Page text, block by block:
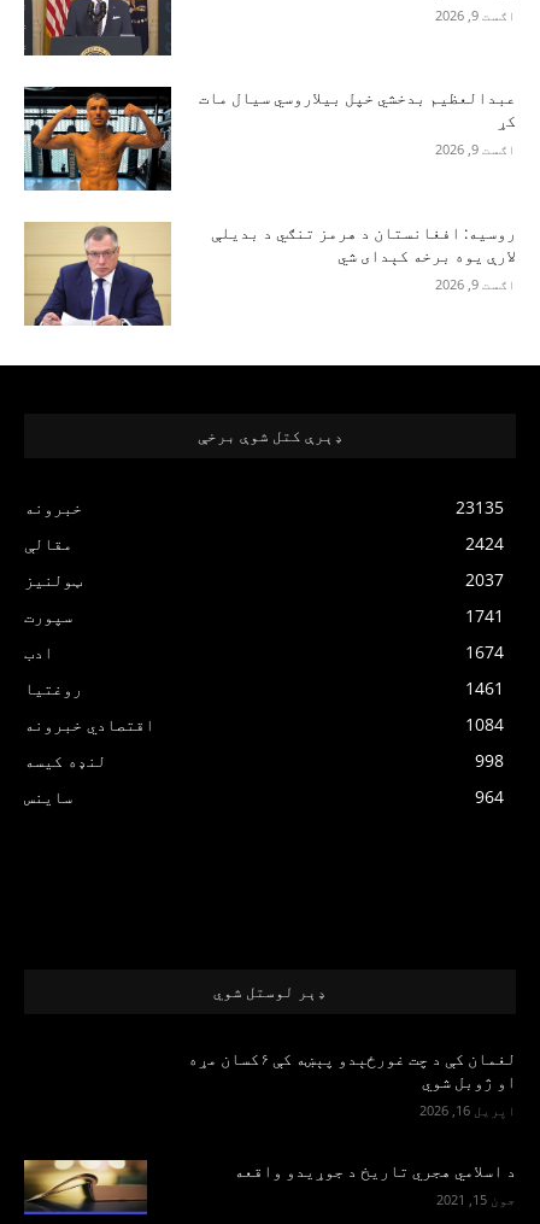
اګست 9, 2026
عبدالعظیم بدخشي خپل بیلاروسي سیال مات
کړ
اګست 9, 2026
روسیه: افغانستان د هرمز تنګي د بدیلې
لارې یوه برخه کېدای شي
اګست 9, 2026
ډېرې کتل شوې برخې
خبرونه
23135
مقالې
2424
ټولنیز
2037
سپورت
1741
ادب
1674
روغتیا
1461
اقتصادي خبرونه
1084
لنډه کیسه
998
ساینس
964
ډېر لوستل شوي
لغمان کې د چت غورځېدو پېښه کې ۶کسان مړه
او ژوبل شوي
اپریل 16, 2026
د اسلامي هجري تاریخ د جوړیدو واقعه
جون 15, 2021